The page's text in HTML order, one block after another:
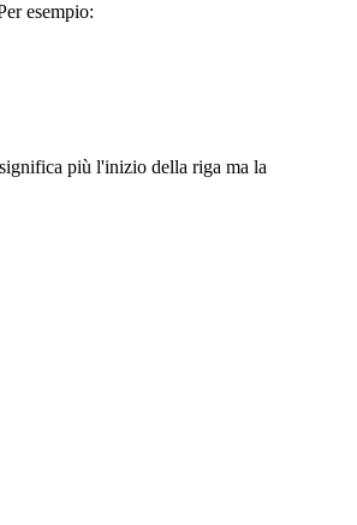
esempio:
più l'inizio della riga ma la